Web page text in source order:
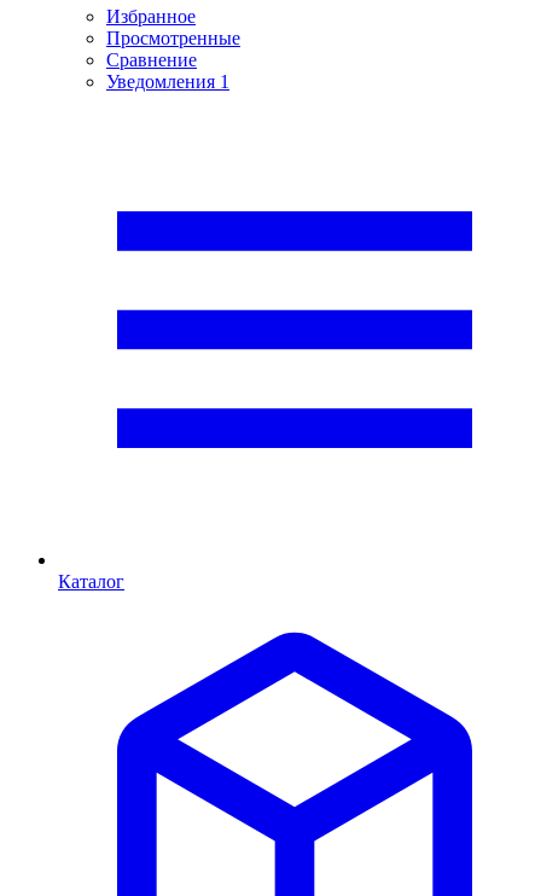
Избранное
Просмотренные
Сравнение
Уведомления 1
Каталог